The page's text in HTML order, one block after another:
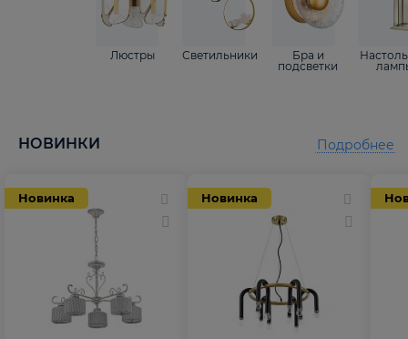
Люстры Светильники
Бра и
подсветки
НОВИНКИ
Новинка Новинка
Подробнее